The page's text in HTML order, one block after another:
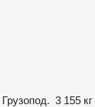
Грузопод. 3 155 кг